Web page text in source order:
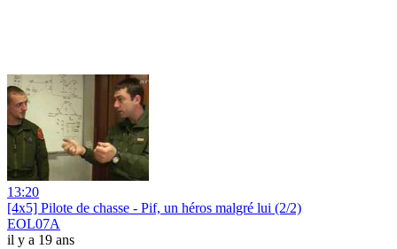
13:20
[4x5] Pilote de chasse - Pif, un héros malgré lui (2/2)
EOL07A
il y a 19 ans